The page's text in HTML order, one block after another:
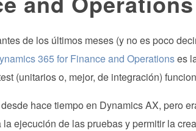
de los últimos meses (y no es poco
365 for Finance and Operationses
(unitarios o, mejor, de integración)
hace tiempo en Dynamics AX, pero
ejecución de las pruebas y permitir la